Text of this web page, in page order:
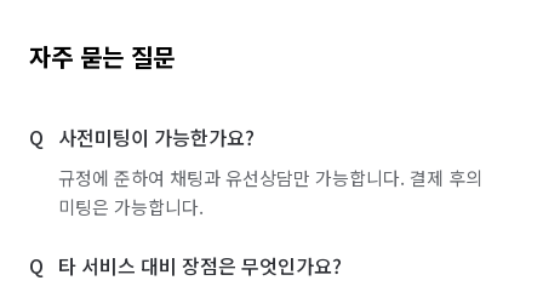
자주 묻는 질문
사전미팅이 가능한가요?
규정에 준하여 채팅과 유선상담만 가능합니다. 결제 후의
미팅은 가능합니다.
타 서비스 대비 장점은 무엇인가요?